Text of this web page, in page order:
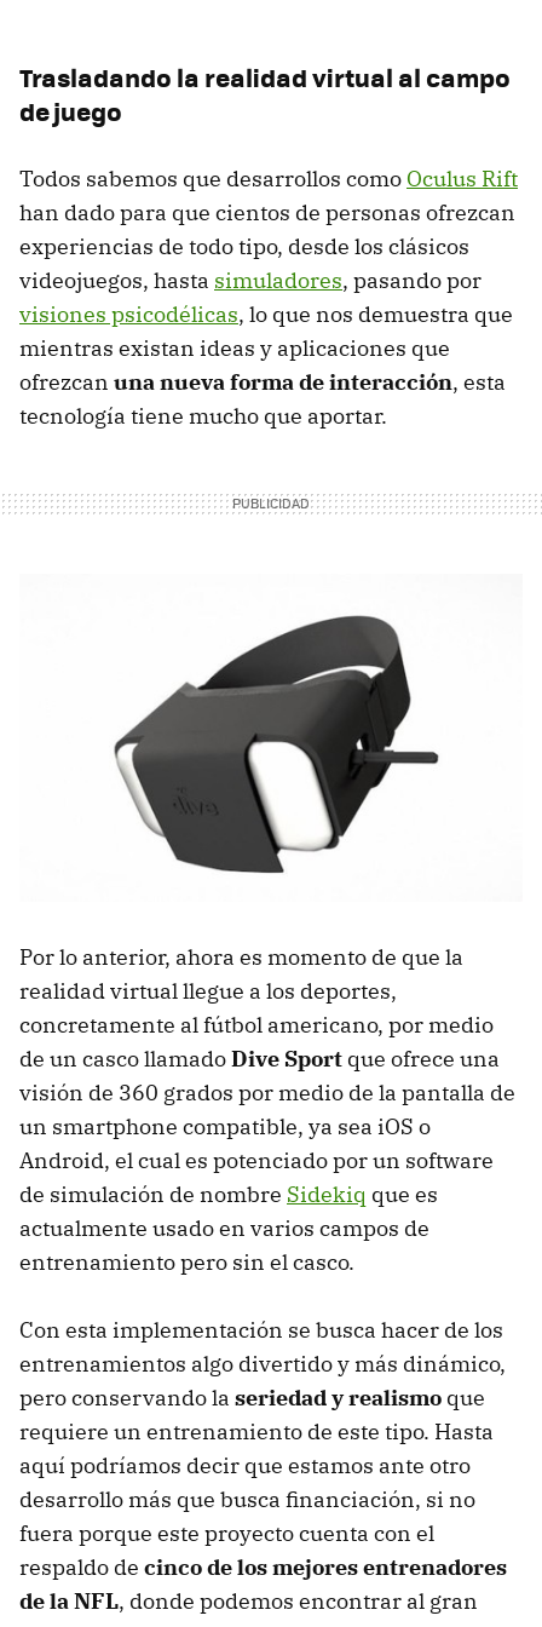
Trasladando la realidad virtual al campo
de juego
Todos sabemos que desarrollos como Oculus Rift
han dado para que cientos de personas ofrezcan
experiencias de todo tipo, desde los clásicos
videojuegos, hasta simuladores, pasando por
visiones psicodélicas, lo que nos demuestra que
mientras existan ideas y aplicaciones que
ofrezcan una nueva forma de interacción, esta
tecnología tiene mucho que aportar.
Por lo anterior, ahora es momento de que la
realidad virtual llegue a los deportes,
concretamente al fútbol americano, por medio
de un casco llamadoDive Sport que ofrece una
visión de 360 grados por medio de la pantalla de
un smartphone compatible, ya sea iOS o
Android, el cual es potenciado por un software
de simulación de nombre Sidekiq que es
actualmente usado en varios campos de
entrenamiento pero sin el casco.
Con esta implementación se busca hacer de los
entrenamientos algo divertido y más dinámico,
pero conservando la seriedad y realismo que
requiere un entrenamiento de este tipo. Hasta
aquí podríamos decir que estamos ante otro
desarrollo más que busca financiación, si no
fuera porque este proyecto cuenta con el
respaldo de cinco de los mejores entrenadores
de la NFL, donde podemos encontrar al gran